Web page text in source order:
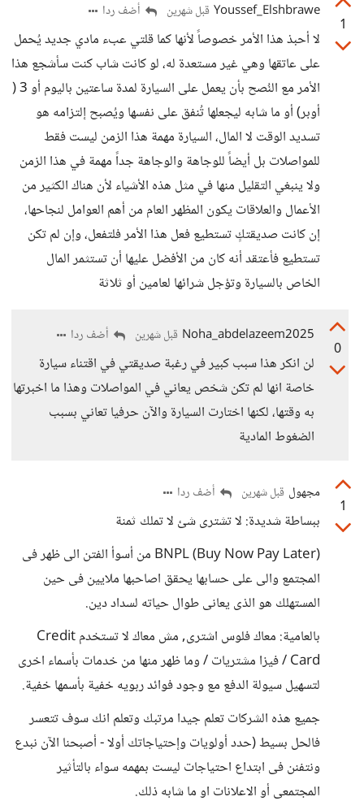
1
Youssef_Elshbrawe قبل شهرين أضف ردا
لا أحبذ هذا الأمر خصوصاً لأنها كما قلتي عبء مادي جديد يُحمل
على عاتقها وهي غير مستعدة له، لو كانت شاب كنت سأشجع هذا
الأمر مع النُصح بأن يعمل على السيارة لمدة ساعتين باليوم أو 3 (
أوبر) أو ما شابه ليجعلها تُنفق على نفسها ويُصبح إلتزامه هو
تسديد الوقت لا المال، السيارة مهمة هذا الزمن ليست فقط
للمواصلات بل أيضاً للوجاهة والوجاهة جداً مهمة في هذا الزمن
ولا ينبغي التقليل منها في مثل هذه الأشياء لأن هناك الكثير من
الأعمال والعلاقات يكون المظهر العام من أهم العوامل لنجاحها،
إن كانت صديقتكٍ تستطيع فعل هذا الأمر فلتفعل، وإن لم تكن
تستطيع فأعتقد أنه كان من الأفضل عليها أن تستثمر المال
الخاص بالسيارة وتؤجل شرائها لعامين أو ثلاثة
0
Noha_abdelazeem2025 قبل شهرين أضف ردا
لن انكر هذا سبب كبير في رغبة صديقتي في اقتناء سيارة
خاصة انها لم تكن شخص يعاني في المواصلات وهذا ما اخبرتها
به وقتها، لكنها اختارت السيارة والآن حرفيا تعاني بسبب
الضغوط المادية
1
مجهول قبل شهرين أضف ردا
ببساطة شديدة: لا تشترى شئ لا تملك ثمنة
BNPL (Buy Now Pay Later) من أسوأ الفتن الى ظهر فى
المجتمع والى على حسابها يحقق اصاحبها ملايين فى حين
المستهلك هو الذى يعانى طوال حياته لسداد دين.
بالعامية: معاك فلوس اشترى, مش معاك لا تستخدم Credit
Card / فيزا مشتريات / وما ظهر منها من خدمات بأسماء اخرى
لتسهيل سيولة الدفع مع وجود فوائد ربويه خفية بأسمها خفية.
جميع هذه الشركات تعلم جيدا مرتبك وتعلم انك سوف تتعسر
فالحل بسيط (حدد أولويات وإحتياجاتك أولا - أصبحنا الآن نبدع
ونتفنن فى ابتداع احتياجات ليست بمهمه سواء بالتأثير
المجتمعى أو الاعلانات او ما شابه ذلك.